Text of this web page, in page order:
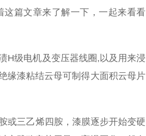
篇文章来了解一下，一起来看看
H级电机及变压器线圈,以及用来浸
缘漆粘结云母可制得大面积云母片
或三乙烯四胺，漆膜逐步开始变硬